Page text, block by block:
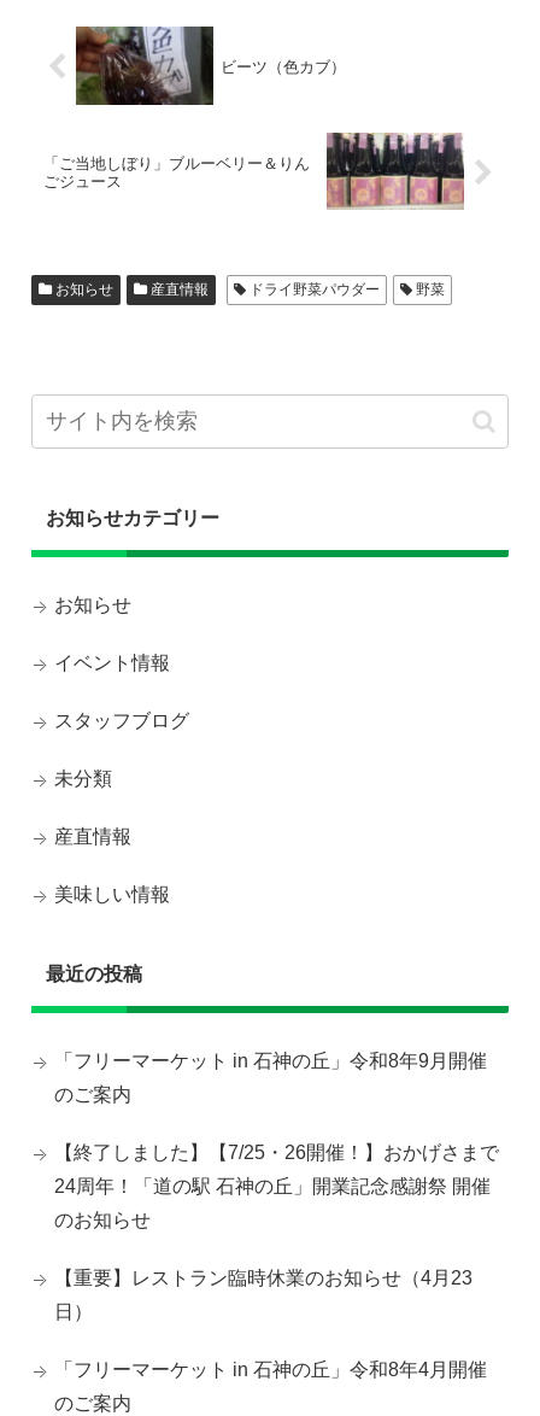
ビーツ（色カブ）
「ご当地しぼり」ブルーベリー＆りん
ごジュース
お知らせ 産直情報 ドライ野菜パウダー 野菜
お知らせカテゴリー
お知らせ
イベント情報
スタッフブログ
未分類
産直情報
美味しい情報
最近の投稿
「フリーマーケット in 石神の丘」令和8年9月開催
のご案内
【終了しました】【7/25・26開催！】おかげさまで
24周年！「道の駅 石神の丘」開業記念感謝祭 開催
のお知らせ
【重要】レストラン臨時休業のお知らせ（4月23
日）
「フリーマーケット in 石神の丘」令和8年4月開催
のご案内